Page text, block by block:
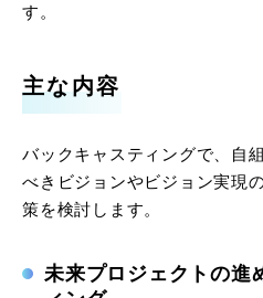
す。
主な内容
バックキャスティングで、自
べきビジョンやビジョン実現
策を検討します。
未来プロジェクトの進